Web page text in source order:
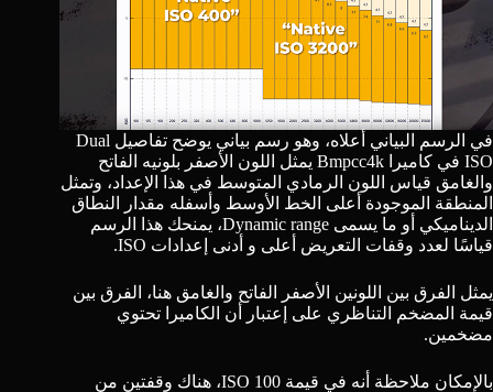
في الرسم البياني أعلاه، وهو رسم بياني يوضح تفاصيل Dual
ISO في كاميرا Bmpcc4k يمثل اللون الأصفر بلونيه الفاتح
والغامق قياس اللون الرمادي المتوسط ​​في هذا الإعداد، وتمثل
المنطقة الموجودة أعلى الخط الأوسط وأسفله مقدار النطاق
الديناميكي أو ما يسمى Dynamic range، يمنحك هذا الرسم
قياسًا لعدد وقفات التعريض أعلى و أدنى إعدادات ISO.
يمثل الفرق بين اللونين الأصفر الفاتح والغامق هنا، الفرق بين
قيمة المضخم التناظري على إعتبار أن الكاميرا تحتوي
مضخمين.
بالإمكان ملاحظة أنه في قيمة 100 ISO، هناك وقفتين من